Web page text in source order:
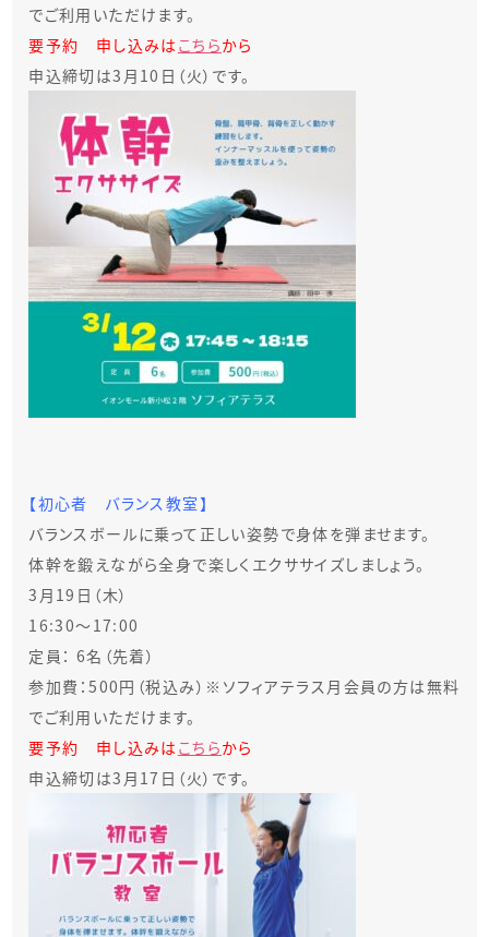
でご利用いただけます。
要予約 申し込みはこちらから
申込締切は3月10日（火）です。
【初心者 バランス教室】
バランスボールに乗って正しい姿勢で身体を弾ませます。
体幹を鍛えながら全身で楽しくエクササイズしましょう。
3月19日（木）
16:30～17:00
定員： 6名（先着）
参加費：500円（税込み）※ソフィアテラス月会員の方は無料
でご利用いただけます。
要予約 申し込みはこちらから
申込締切は3月17日（火）です。